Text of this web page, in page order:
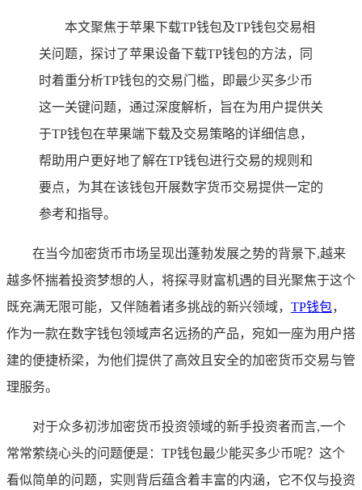
本文聚焦于苹果下载TP钱包及TP钱包交易相
关问题，探讨了苹果设备下载TP钱包的方法，同
时着重分析TP钱包的交易门槛，即最少买多少币
这一关键问题，通过深度解析，旨在为用户提供关
于TP钱包在苹果端下载及交易策略的详细信息，
帮助用户更好地了解在TP钱包进行交易的规则和
要点，为其在该钱包开展数字货币交易提供一定的
参考和指导。
在当今加密货币市场呈现出蓬勃发展之势的背景下,越来
越多怀揣着投资梦想的人，将探寻财富机遇的目光聚焦于这个
既充满无限可能，又伴随着诸多挑战的新兴领域， TP钱包，
作为一款在数字钱包领域声名远扬的产品，宛如一座为用户搭
建的便捷桥梁，为他们提供了高效且安全的加密货币交易与管
理服务。
对于众多初涉加密货币投资领域的新手投资者而言,一个
常常萦绕心头的问题便是：TP钱包最少能买多少币呢？这个
看似简单的问题，实则背后蕴含着丰富的内涵，它不仅与投资